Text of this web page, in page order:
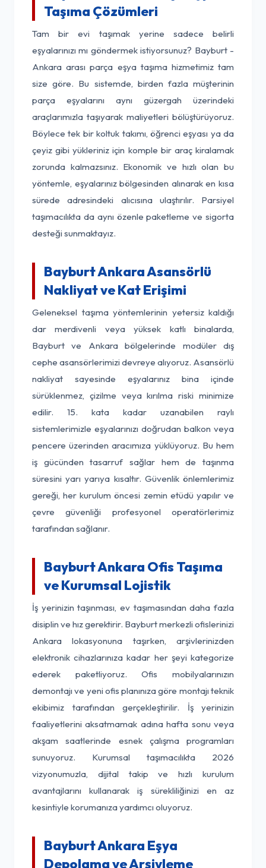
Taşıma Çözümleri
Tam bir evi taşımak yerine sadece belirli
eşyalarınızı mı göndermek istiyorsunuz? Bayburt -
Ankara arası parça eşya taşıma hizmetimiz tam
size göre. Bu sistemde, birden fazla müşterinin
parça eşyalarını aynı güzergah üzerindeki
araçlarımızla taşıyarak maliyetleri bölüştürüyoruz.
Böylece tek bir koltuk takımı, öğrenci eşyası ya da
çeyiz gibi yükleriniz için komple bir araç kiralamak
zorunda kalmazsınız. Ekonomik ve hızlı olan bu
yöntemle, eşyalarınız bölgesinden alınarak en kısa
sürede adresindeki alıcısına ulaştırılır. Parsiyel
taşımacılıkta da aynı özenle paketleme ve sigorta
desteği sunmaktayız.
Bayburt Ankara Asansörlü
Nakliyat ve Kat Erişimi
Geleneksel taşıma yöntemlerinin yetersiz kaldığı
dar merdivenli veya yüksek katlı binalarda,
Bayburt ve Ankara bölgelerinde modüler dış
cephe asansörlerimizi devreye alıyoruz. Asansörlü
nakliyat sayesinde eşyalarınız bina içinde
sürüklenmez, çizilme veya kırılma riski minimize
edilir. 15. kata kadar uzanabilen raylı
sistemlerimizle eşyalarınızı doğrudan balkon veya
pencere üzerinden aracımıza yüklüyoruz. Bu hem
iş gücünden tasarruf sağlar hem de taşınma
süresini yarı yarıya kısaltır. Güvenlik önlemlerimiz
gereği, her kurulum öncesi zemin etüdü yapılır ve
çevre güvenliği profesyonel operatörlerimiz
tarafından sağlanır.
Bayburt Ankara Ofis Taşıma
ve Kurumsal Lojistik
İş yerinizin taşınması, ev taşımasından daha fazla
disiplin ve hız gerektirir. Bayburt merkezli ofislerinizi
Ankara lokasyonuna taşırken, arşivlerinizden
elektronik cihazlarınıza kadar her şeyi kategorize
ederek paketliyoruz. Ofis mobilyalarınızın
demontajı ve yeni ofis planınıza göre montajı teknik
ekibimiz tarafından gerçekleştirilir. İş yerinizin
faaliyetlerini aksatmamak adına hafta sonu veya
akşam saatlerinde esnek çalışma programları
sunuyoruz. Kurumsal taşımacılıkta 2026
vizyonumuzla, dijital takip ve hızlı kurulum
avantajlarını kullanarak iş sürekliliğinizi en az
kesintiyle korumanıza yardımcı oluyoruz.
Bayburt Ankara Eşya
Depolama ve Arşivleme